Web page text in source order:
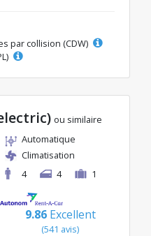
par collision (CDW)
ou similaire
Automatique
Climatisation
4
4 1
9.86 Excellent
(541 avis)